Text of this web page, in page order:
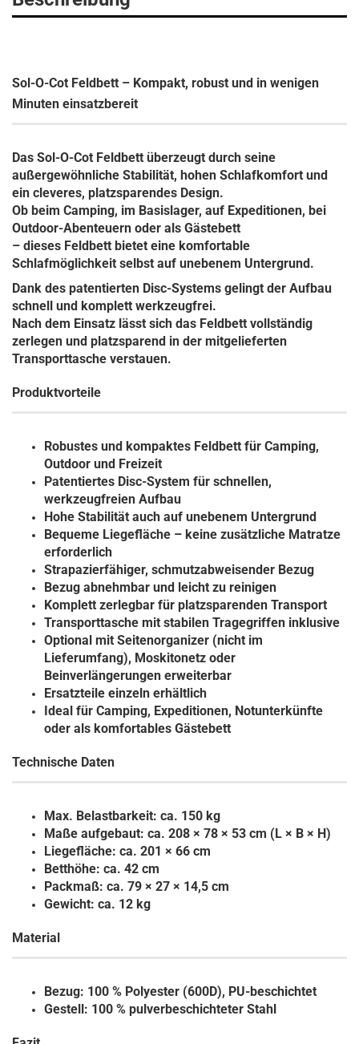
Sol-O-Cot Feldbett – Kompakt, robust und in wenigen
Minuten einsatzbereit
Das Sol-O-Cot Feldbett überzeugt durch seine
außergewöhnliche Stabilität, hohen Schlafkomfort und
ein cleveres, platzsparendes Design.
Ob beim Camping, im Basislager, auf Expeditionen, bei
Outdoor-Abenteuern oder als Gästebett
– dieses Feldbett bietet eine komfortable
Schlafmöglichkeit selbst auf unebenem Untergrund.
Dank des patentierten Disc-Systems gelingt der Aufbau
schnell und komplett werkzeugfrei.
Nach dem Einsatz lässt sich das Feldbett vollständig
zerlegen und platzsparend in der mitgelieferten
Transporttasche verstauen.
Produktvorteile
Robustes und kompaktes Feldbett für Camping,
Outdoor und Freizeit
Patentiertes Disc-System für schnellen,
werkzeugfreien Aufbau
Hohe Stabilität auch auf unebenem Untergrund
Bequeme Liegefläche – keine zusätzliche Matratze
erforderlich
Strapazierfähiger, schmutzabweisender Bezug
Bezug abnehmbar und leicht zu reinigen
Komplett zerlegbar für platzsparenden Transport
Transporttasche mit stabilen Tragegriffen inklusive
Optional mit Seitenorganizer (nicht im
Lieferumfang), Moskitonetz oder
Beinverlängerungen erweiterbar
Ersatzteile einzeln erhältlich
Ideal für Camping, Expeditionen, Notunterkünfte
oder als komfortables Gästebett
Technische Daten
Max. Belastbarkeit: ca. 150 kg
Maße aufgebaut: ca. 208 × 78 × 53 cm (L × B × H)
Liegefläche: ca. 201 × 66 cm
Betthöhe: ca. 42 cm
Packmaß: ca. 79 × 27 × 14,5 cm
Gewicht: ca. 12 kg
Material
Bezug: 100 % Polyester (600D), PU-beschichtet
Gestell: 100 % pulverbeschichteter Stahl